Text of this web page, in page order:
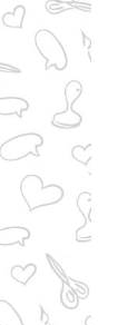
Springe
zum
Inhalt